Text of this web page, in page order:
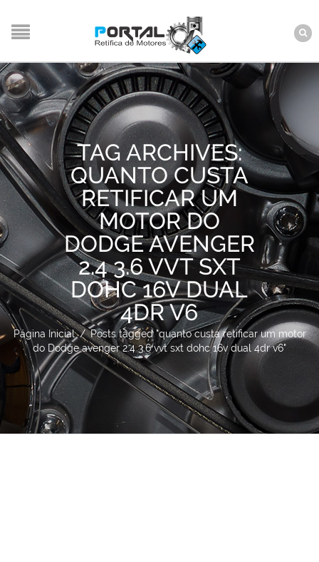
TAG ARCHIVES:
QUANTO CUSTA
RETIFICAR UM
MOTOR DO
DODGE AVENGER
2.4 3.6 VVT SXT
DOHC 16V DUAL
4DR V6
Página Inicial / Posts tagged "quanto custa retificar um motor
do Dodge avenger 2.4 3.6 vvt sxt dohc 16v dual 4dr v6"